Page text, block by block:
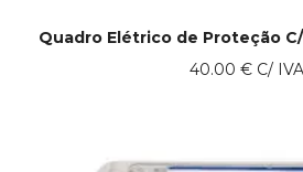
Quadro Elétrico de Proteção
40.00 € C/ IVA